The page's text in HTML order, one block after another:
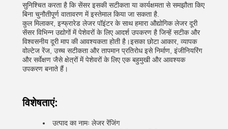
सुनिश्चित करता है कि सेंसर इसकी सटीकता या कार्यक्षमता से समझौता किए
बिना चुनौतीपूर्ण वातावरण में इस्तेमाल किया जा सकता है.
कुल मिलाकर, इन्फ्रारेड लेजर पॉइंटर के साथ हमारा औद्योगिक लेजर दूरी
सेंसर विभिन्न उद्योगों में पेशेवरों के लिए आदर्श उपकरण है जिन्हें सटीक और
विश्वसनीय दूरी माप की आवश्यकता होती है।इसका छोटा आकार, व्यापक
वोल्टेज रेंज, उच्च सटीकता और तापमान प्रतिरोध इसे निर्माण, इंजीनियरिंग
और सर्वेक्षण जैसे क्षेत्रों में पेशेवरों के लिए एक बहुमुखी और आवश्यक
उपकरण बनाते हैं।
विशेषताएं:
उत्पाद का नामः लेजर रेंजिंग